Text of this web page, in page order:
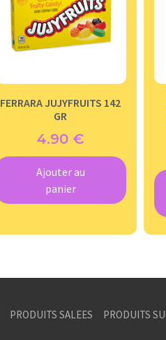
FERRARA JUJYFRUITS 142
GR
4.90 €
Ajouter au
panier
PRODUITS SALEES PRODUITS